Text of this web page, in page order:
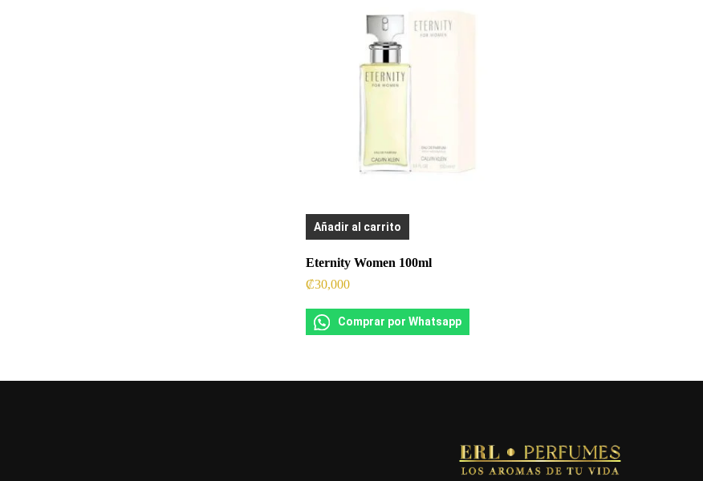
Añadir al carrito
Eternity Women 100ml
₡30,000
Comprar por Whatsapp